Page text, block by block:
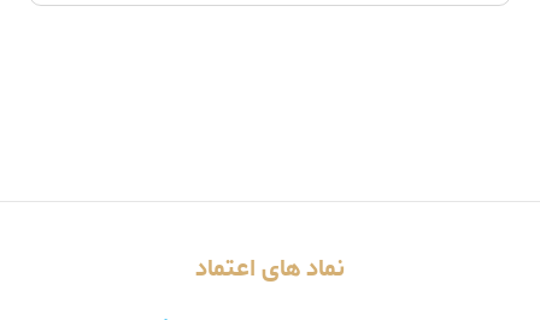
نماد های اعتماد